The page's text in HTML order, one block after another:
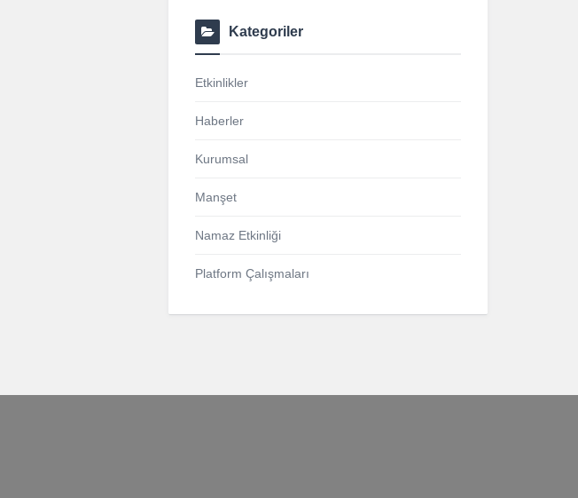
Kategoriler
Etkinlikler
Haberler
Kurumsal
Manşet
Namaz Etkinliği
Platform Çalışmaları